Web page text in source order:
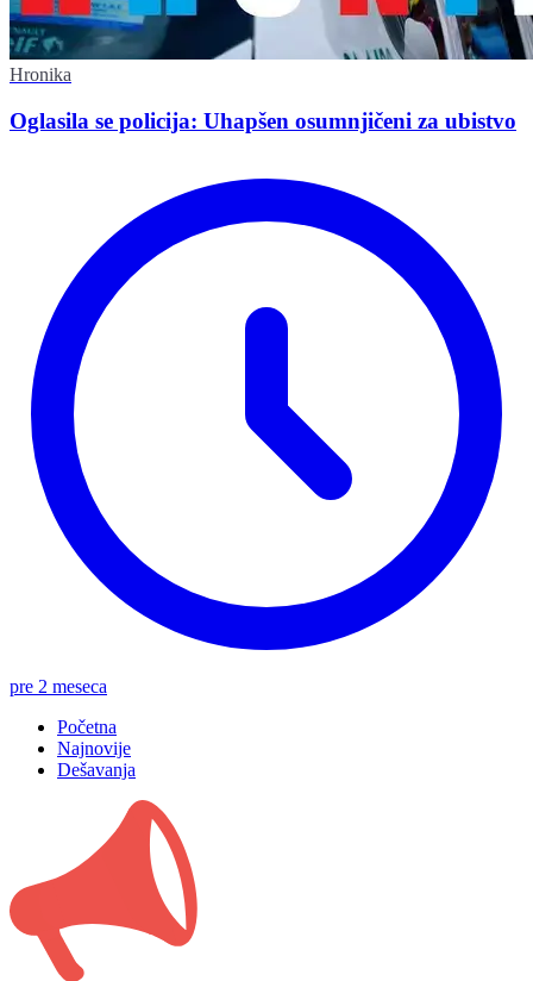
Hronika
Oglasila se policija: Uhapšen osumnjičeni za ubistvo
pre 2 meseca
Početna
Najnovije
Dešavanja